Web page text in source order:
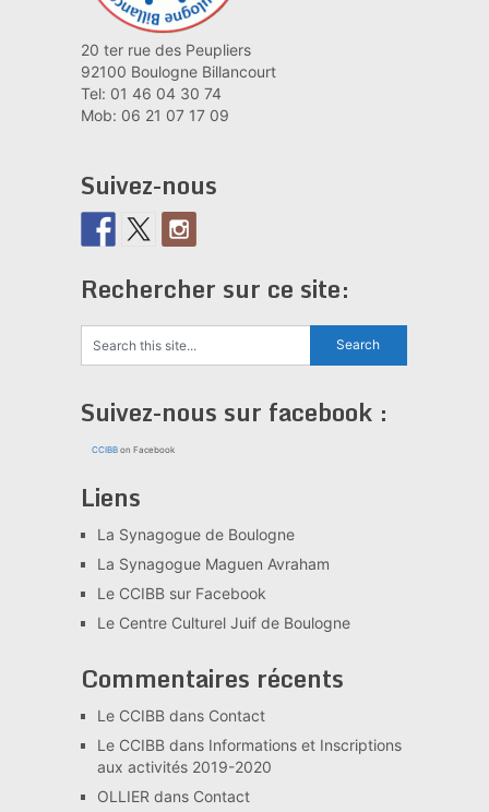
20 ter rue des Peupliers
92100 Boulogne Billancourt
Tel: 01 46 04 30 74
Mob: 06 21 07 17 09
Suivez-nous
Rechercher sur ce site:
Suivez-nous sur facebook :
CCIBBon Facebook
Liens
La Synagogue de Boulogne
La Synagogue Maguen Avraham
Le CCIBB sur Facebook
Le Centre Culturel Juif de Boulogne
Commentaires récents
Le CCIBBdans Contact
Le CCIBBdans Informations et Inscriptions
aux activités 2019-2020
OLLIER dans Contact